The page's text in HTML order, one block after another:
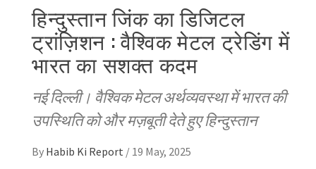
हिन्दुस्तान जिंक का डिजिटल
ट्रांज़िशन : वैश्विक मेटल ट्रेडिंग में
भारत का सशक्त कदम
नई दिल्ली। वैश्विक मेटल अर्थव्यवस्था में भारत की
उपस्थिति को और मज़बूती देते हुए हिन्दुस्तान
By Habib Ki Report / 19 May, 2025